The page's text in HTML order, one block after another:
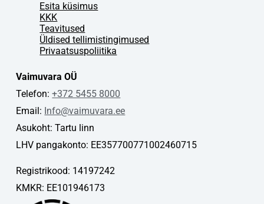
Esita küsimus
KKK
Teavitused
Üldised tellimistingimused
Privaatsuspoliitika
Vaimuvara OÜ
Telefon:+372 5455 8000
Email: Info@vaimuvara.ee
Asukoht: Tartu linn
LHV pangakonto: EE357700771002460715
Registrikood: 14197242
KMKR: EE101946173